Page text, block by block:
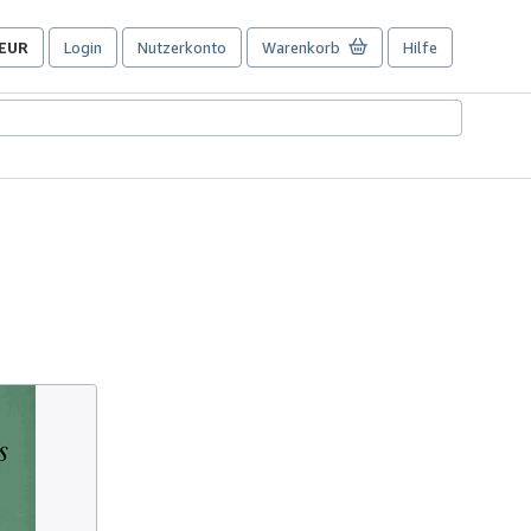
Login Nutzerkonto Warenkorb Hilfe